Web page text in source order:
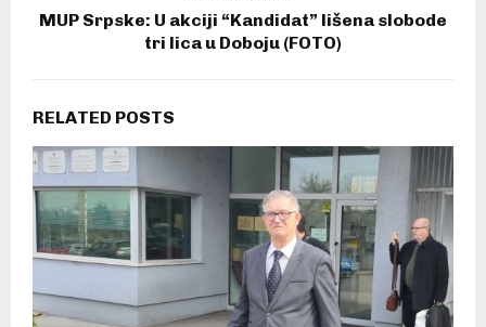
MUP Srpske: U akciji “Kandidat” lišena slobode
tri lica u Doboju (FOTO)
RELATED POSTS